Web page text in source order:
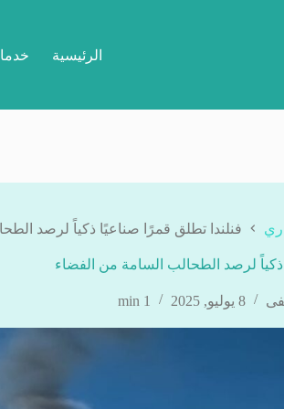
الرئيسية
فنلندا تطلق قمرًا صناعيًا ذكياً لرصد
ذكياً لرصد الطحالب السامة من الفضاء
8 يوليو, 2025 1 min